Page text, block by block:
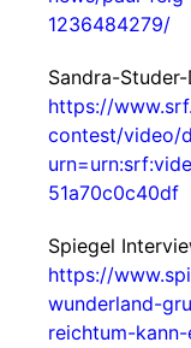
1236484279/
Sandra-
https://
contest/video/
51a70c0c40df
Spiegel
https://
wunderland-
reichtum-